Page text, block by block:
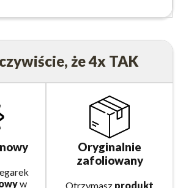
że 4x TAK
w
Oryginalnie
zafoliowany
Otrzymasz produkt